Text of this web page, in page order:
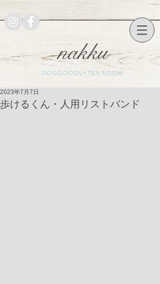
nakku
DOGGOODS+TEA ROOM
歩けるくん・人用リストバンド
2023年7月7日